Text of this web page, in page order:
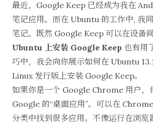
最近，Google Keep 已经成为我在
笔记应用。而在 Ubuntu 的工作中, 我
笔记。既然 Google Keep 可以在设备
Ubuntu 上安装 Google Keep 也有用
巧中，我会向你展示如何在 Ubuntu
Linux 发行版上安装 Google Keep。
如果你是一个 Google Chrome 用户，
Google 的“桌面应用”。可以在
分类中找到很多应用。不像运行在浏览